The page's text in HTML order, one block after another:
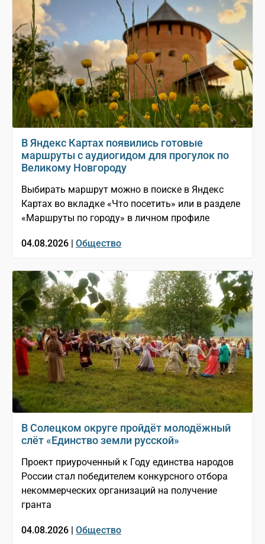
В Яндекс Картах появились готовые
маршруты с аудиогидом для прогулок по
Великому Новгороду
Выбирать маршрут можно в поиске в Яндекс
Картах во вкладке «Что посетить» или в разделе
«Маршруты по городу» в личном профиле
04.08.2026 | Общество
В Солецком округе пройдёт молодёжный
слёт «Единство земли русской»
Проект приуроченный к Году единства народов
России стал победителем конкурсного отбора
некоммерческих организаций на получение
гранта
04.08.2026 | Общество